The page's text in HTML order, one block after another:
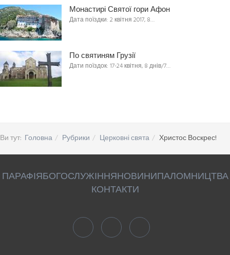
Монастирі Святої гори Афон
Дата поїздки: 2 квітня 2017, 8…
По святиням Грузії
Дати поїздок: 17-24 квітня, 8 днів/7…
Ви тут: Головна Рубрики Церковні свята Христос Воскрес!
ПАРАФІЯБОГОСЛУЖІННЯНОВИНИПАЛОМНИЦТВА
КОНТАКТИ